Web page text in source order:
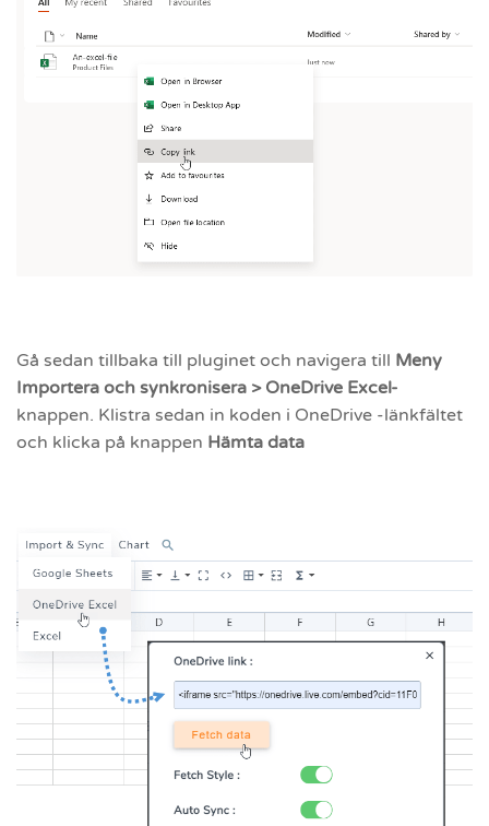
Gå sedan tillbaka till pluginet och navigera till Meny
Importera och synkronisera > OneDrive Excel-
knappen. Klistra sedan in koden i OneDrive -länkfältet
och klicka på knappen Hämta data